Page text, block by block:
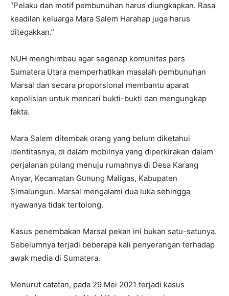
“Pelaku dan motif pembunuhan harus diungkapkan. Rasa
keadilan keluarga Mara Salem Harahap juga harus
ditegakkan.”
NUH menghimbau agar segenap komunitas pers
Sumatera Utara memperhatikan masalah pembunuhan
Marsal dan secara proporsional membantu aparat
kepolisian untuk mencari bukti-bukti dan mengungkap
fakta.
Mara Salem ditembak orang yang belum diketahui
identitasnya, di dalam mobilnya yang diperkirakan dalam
perjalanan pulang menuju rumahnya di Desa Karang
Anyar, Kecamatan Gunung Maligas, Kabupaten
Simalungun. Marsal mengalami dua luka sehingga
nyawanya tidak tertolong.
Kasus penembakan Marsal pekan ini bukan satu-satunya.
Sebelumnya terjadi beberapa kali penyerangan terhadap
awak media di Sumatera.
Menurut catatan, pada 29 Mei 2021 terjadi kasus